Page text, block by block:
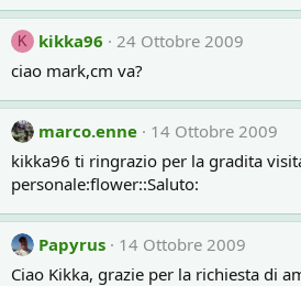
K kikka96
24 Ottobre 2009
ciao mark,cm va?
marco.enne
14 Ottobre 2009
kikka96 ti ringrazio per la gradita
personale:flower::Saluto:
Papyrus
14 Ottobre 2009
Ciao Kikka, grazie per la richiesta di